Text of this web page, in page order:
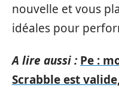
nouvelle et vous
idéales pour
A lire aussi : Pe :
Scrabble est